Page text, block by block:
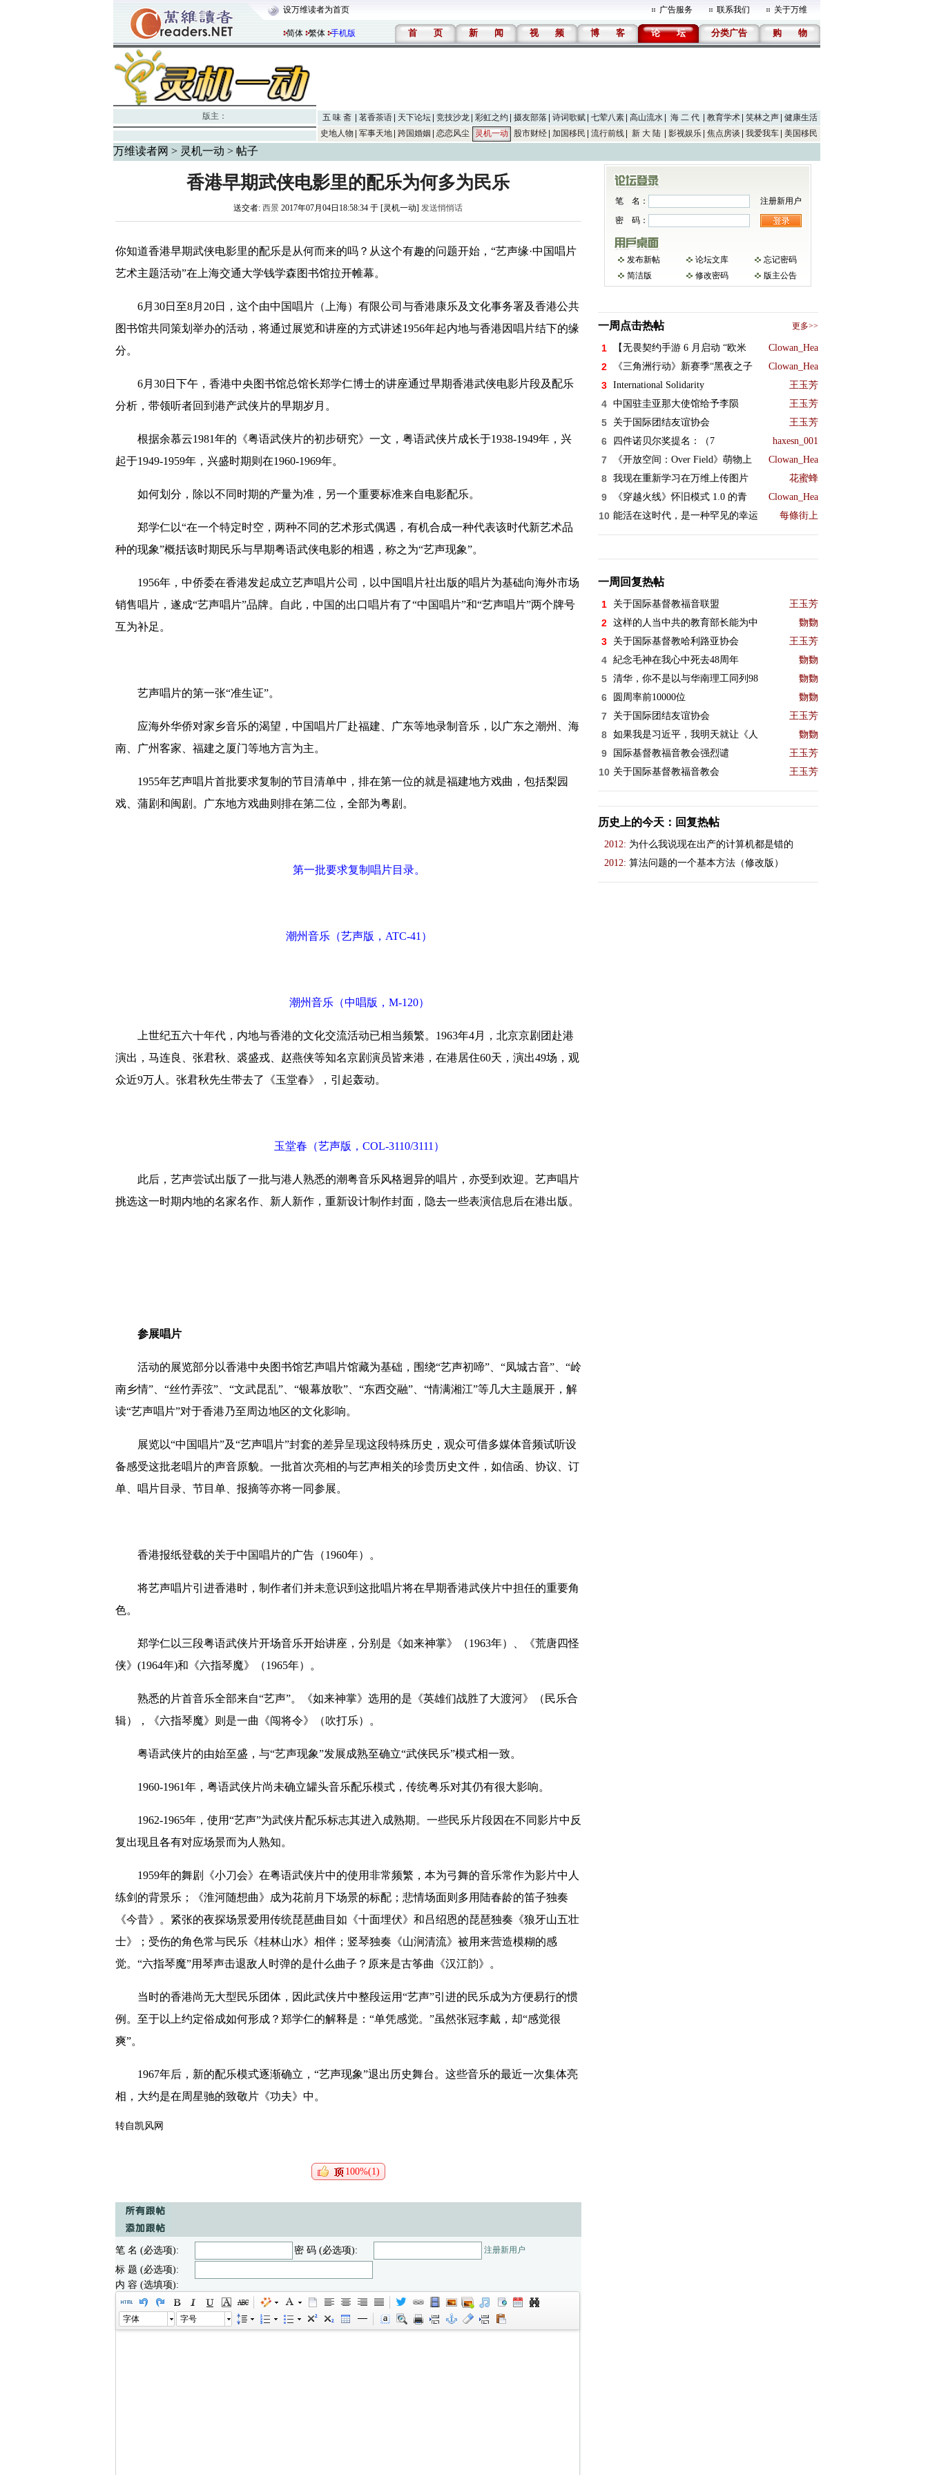
设万维读者为首页 广告服务 联系我们 关于万维
简体 繁体 手机版 首 页 新 闻 视 频 博 客 论 坛 分类广告 购 物
版主： 五 味 斋 茗香茶语 天下论坛 竞技沙龙 彩虹之约 摄友部落 诗词歌赋 七荤八素 高山流水 海 二 代 教育学术 笑林之声
健康生活
史地人物
军事天地 跨国婚姻 恋恋风尘 灵机一动 股市财经 加国移民 流行前线 新 大 陆 影视娱乐 焦点房谈 我爱我车 美国移民
万维读者网 > 灵机一动 > 帖子
香港早期武侠电影里的配乐为何多为民乐
送交者: 西景 2017年07月04日18:58:34 于 [灵机一动] 发送悄悄话
你知道香港早期武侠电影里的配乐是从何而来的吗？从这个有趣的问题开始，“艺声缘·中国唱片
艺术主题活动”在上海交通大学钱学森图书馆拉开帷幕。
6月30日至8月20日，这个由中国唱片（上海）有限公司与香港康乐及文化事务署及香港公共
图书馆共同策划举办的活动，将通过展览和讲座的方式讲述1956年起内地与香港因唱片结下的缘
分。
6月30日下午，香港中央图书馆总馆长郑学仁博士的讲座通过早期香港武侠电影片段及配乐
分析，带领听者回到港产武侠片的早期岁月。
根据余慕云1981年的《粤语武侠片的初步研究》一文，粤语武侠片成长于1938-1949年，兴
起于1949-1959年，兴盛时期则在1960-1969年。
如何划分，除以不同时期的产量为准，另一个重要标准来自电影配乐。
郑学仁以“在一个特定时空，两种不同的艺术形式偶遇，有机合成一种代表该时代新艺术品
种的现象”概括该时期民乐与早期粤语武侠电影的相遇，称之为“艺声现象”。
1956年，中侨委在香港发起成立艺声唱片公司，以中国唱片社出版的唱片为基础向海外市场
销售唱片，遂成“艺声唱片”品牌。自此，中国的出口唱片有了“中国唱片”和“艺声唱片”两个牌号
互为补足。
艺声唱片的第一张“准生证”。
应海外华侨对家乡音乐的渴望，中国唱片厂赴福建、广东等地录制音乐，以广东之潮州、海
南、广州客家、福建之厦门等地方言为主。
1955年艺声唱片首批要求复制的节目清单中，排在第一位的就是福建地方戏曲，包括梨园
戏、蒲剧和闽剧。广东地方戏曲则排在第二位，全部为粤剧。
第一批要求复制唱片目录。
潮州音乐（艺声版，ATC-41）
潮州音乐（中唱版，M-120）
上世纪五六十年代，内地与香港的文化交流活动已相当频繁。1963年4月，北京京剧团赴港
演出，马连良、张君秋、裘盛戎、赵燕侠等知名京剧演员皆来港，在港居住60天，演出49场，观
众近9万人。张君秋先生带去了《玉堂春》，引起轰动。
玉堂春（艺声版，COL-3110/3111）
此后，艺声尝试出版了一批与港人熟悉的潮粤音乐风格迥异的唱片，亦受到欢迎。艺声唱片
挑选这一时期内地的名家名作、新人新作，重新设计制作封面，隐去一些表演信息后在港出版。
参展唱片
活动的展览部分以香港中央图书馆艺声唱片馆藏为基础，围绕“艺声初啼”、“凤城古音”、“岭
南乡情”、“丝竹弄弦”、“文武昆乱”、“银幕放歌”、“东西交融”、“情满湘江”等几大主题展开，解
读“艺声唱片”对于香港乃至周边地区的文化影响。
展览以“中国唱片”及“艺声唱片”封套的差异呈现这段特殊历史，观众可借多媒体音频试听设
备感受这批老唱片的声音原貌。一批首次亮相的与艺声相关的珍贵历史文件，如信函、协议、订
单、唱片目录、节目单、报摘等亦将一同参展。
香港报纸登载的关于中国唱片的广告（1960年）。
将艺声唱片引进香港时，制作者们并未意识到这批唱片将在早期香港武侠片中担任的重要角
色。
郑学仁以三段粤语武侠片开场音乐开始讲座，分别是《如来神掌》（1963年）、《荒唐四怪
侠》(1964年)和《六指琴魔》（1965年）。
熟悉的片首音乐全部来自“艺声”。《如来神掌》选用的是《英雄们战胜了大渡河》（民乐合
辑），《六指琴魔》则是一曲《闯将令》（吹打乐）。
粤语武侠片的由始至盛，与“艺声现象”发展成熟至确立“武侠民乐”模式相一致。
1960-1961年，粤语武侠片尚未确立罐头音乐配乐模式，传统粤乐对其仍有很大影响。
1962-1965年，使用“艺声”为武侠片配乐标志其进入成熟期。一些民乐片段因在不同影片中反
复出现且各有对应场景而为人熟知。
1959年的舞剧《小刀会》在粤语武侠片中的使用非常频繁，本为弓舞的音乐常作为影片中人
练剑的背景乐；《淮河随想曲》成为花前月下场景的标配；悲情场面则多用陆春龄的笛子独奏
《今昔》。紧张的夜探场景爱用传统琵琶曲目如《十面埋伏》和吕绍恩的琵琶独奏《狼牙山五壮
士》；受伤的角色常与民乐《桂林山水》相伴；竖琴独奏《山涧清流》被用来营造模糊的感
觉。“六指琴魔”用琴声击退敌人时弹的是什么曲子？原来是古筝曲《汉江韵》。
当时的香港尚无大型民乐团体，因此武侠片中整段运用“艺声”引进的民乐成为方便易行的惯
例。至于以上约定俗成如何形成？郑学仁的解释是：“单凭感觉。”虽然张冠李戴，却“感觉很
爽”。
1967年后，新的配乐模式逐渐确立，“艺声现象”退出历史舞台。这些音乐的最近一次集体亮
相，大约是在周星驰的致敬片《功夫》中。
转自凯风网
100%(1)
笔 名 (必选项): 密 码 (必选项): 注册新用户
标 题 (必选项):
内 容 (选填项):
字体 字号
笔 名：
注册新用户
密 码：
发布新帖 论坛文库
忘记密码
简洁版
修改密码 版主公告
一周点击热帖 更多>>
1 【无畏契约手游 6 月启动 “欧米 Clowan_Hea
2 《三角洲行动》新赛季“黑夜之子 Clowan_Hea
3 International Solidarity 王玉芳
4 中国驻圭亚那大使馆给予李陨 王玉芳
5 关于国际团结友谊协会 王玉芳
6 四件诺贝尔奖提名：（7 haxesn_001
7 《开放空间：Over Field》萌物上 Clowan_Hea
8 我现在重新学习在万维上传图片 花蜜蜂
9 《穿越火线》怀旧模式 1.0 的青 Clowan_Hea
10 能活在这时代，是一种罕见的幸运 每條街上
一周回复热帖
1 关于国际基督教福音联盟 王玉芳
2 这样的人当中共的教育部长能为中 覅覅
3 关于国际基督教哈利路亚协会 王玉芳
4 紀念毛神在我心中死去48周年 覅覅
5 清华，你不是以与华南理工同列98 覅覅
6 圆周率前10000位 覅覅
7 关于国际团结友谊协会 王玉芳
8 如果我是习近平，我明天就让《人 覅覅
9 国际基督教福音教会强烈谴 王玉芳
10 关于国际基督教福音教会 王玉芳
历史上的今天：回复热帖
2012: 为什么我说现在出产的计算机都是错的
2012: 算法问题的一个基本方法（修改版）